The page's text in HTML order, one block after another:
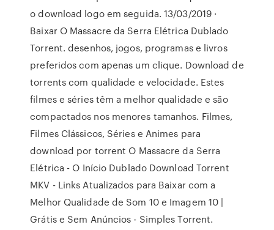
o download logo em seguida. 13/03/2019 ·
Baixar O Massacre da Serra Elétrica Dublado
Torrent. desenhos, jogos, programas e livros
preferidos com apenas um clique. Download de
torrents com qualidade e velocidade. Estes
filmes e séries têm a melhor qualidade e são
compactados nos menores tamanhos. Filmes,
Filmes Clássicos, Séries e Animes para
download por torrent O Massacre da Serra
Elétrica - O Início Dublado Download Torrent
MKV - Links Atualizados para Baixar com a
Melhor Qualidade de Som 10 e Imagem 10 |
Grátis e Sem Anúncios - Simples Torrent.